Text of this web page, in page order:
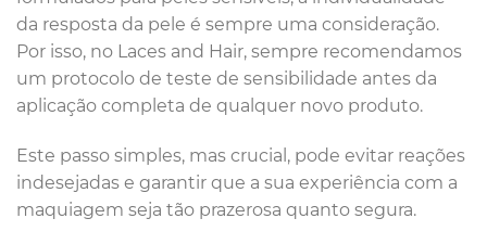
da resposta da pele é sempre uma consideração.
Por isso, no Laces and Hair, sempre recomendamos
um protocolo de teste de sensibilidade antes da
aplicação completa de qualquer novo produto.
Este passo simples, mas crucial, pode evitar reações
indesejadas e garantir que a sua experiência com a
maquiagem seja tão prazerosa quanto segura.